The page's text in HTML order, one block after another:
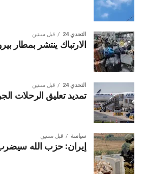
التحدي 24 قبل سنتين
الارتباك ينتشر بمطار
التحدي 24 قبل سنتين
تمديد تعليق الرحلات
سياسة قبل سنتين
إيران: حزب الله